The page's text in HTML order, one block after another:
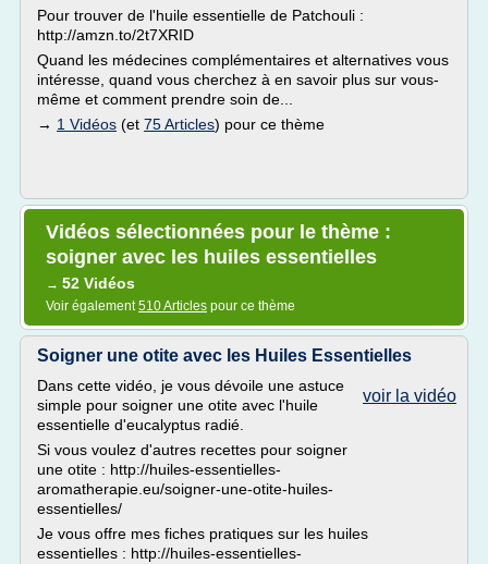
Pour trouver de l'huile essentielle de Patchouli :
http://amzn.to/2t7XRID
Quand les médecines complémentaires et alternatives vous
intéresse, quand vous cherchez à en savoir plus sur vous-
même et comment prendre soin de...
→ 1 Vidéos (et 75 Articles) pour ce thème
Vidéos sélectionnées pour le thème :
soigner avec les huiles essentielles
→ 52 Vidéos
Voir également510 Articles pour ce thème
Soigner une otite avec les Huiles Essentielles
voir la vidéo
Dans cette vidéo, je vous dévoile une astuce
simple pour soigner une otite avec l'huile
essentielle d'eucalyptus radié.
Si vous voulez d'autres recettes pour soigner
une otite : http://huiles-essentielles-
aromatherapie.eu/soigner-une-otite-huiles-
essentielles/
Je vous offre mes fiches pratiques sur les huiles
essentielles : http://huiles-essentielles-